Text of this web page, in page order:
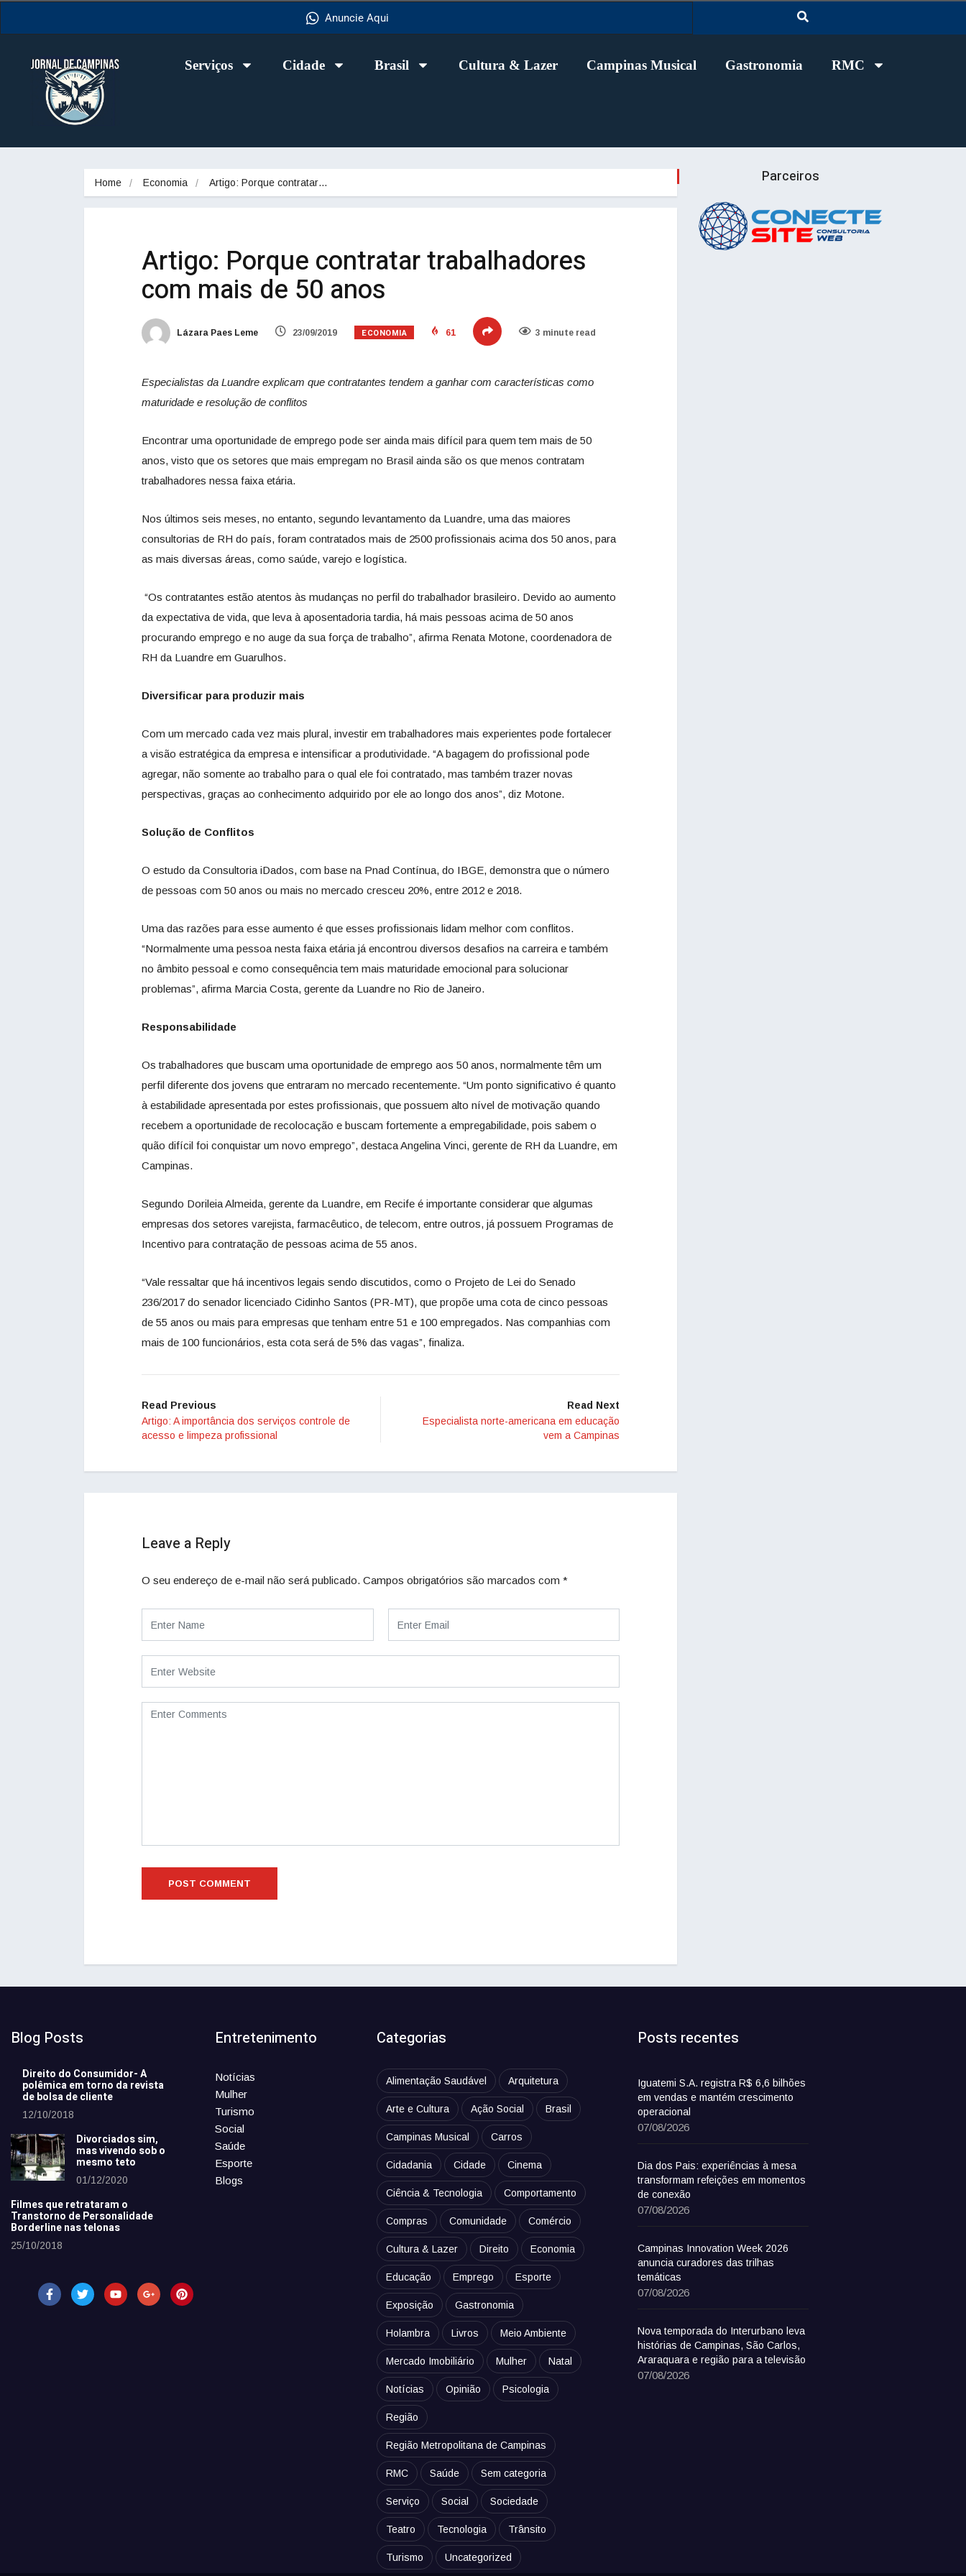
Anuncie Aqui
Serviços Cidade Brasil Cultura & Lazer Campinas Musical Gastronomia RMC
Home Economia Artigo: Porque contratar…
Artigo: Porque contratar trabalhadores
com mais de 50 anos
Lázara Paes Leme 23/09/2019 ECONOMIA 61 3 minute read
Especialistas da Luandre explicam que contratantes tendem a ganhar com características como
maturidade e resolução de conflitos
Encontrar uma oportunidade de emprego pode ser ainda mais difícil para quem tem mais de 50
anos, visto que os setores que mais empregam no Brasil ainda são os que menos contratam
trabalhadores nessa faixa etária.
Nos últimos seis meses, no entanto, segundo levantamento da Luandre, uma das maiores
consultorias de RH do país, foram contratados mais de 2500 profissionais acima dos 50 anos, para
as mais diversas áreas, como saúde, varejo e logística.
“Os contratantes estão atentos às mudanças no perfil do trabalhador brasileiro. Devido ao aumento
da expectativa de vida, que leva à aposentadoria tardia, há mais pessoas acima de 50 anos
procurando emprego e no auge da sua força de trabalho”, afirma Renata Motone, coordenadora de
RH da Luandre em Guarulhos.
Diversificar para produzir mais
Com um mercado cada vez mais plural, investir em trabalhadores mais experientes pode fortalecer
a visão estratégica da empresa e intensificar a produtividade. “A bagagem do profissional pode
agregar, não somente ao trabalho para o qual ele foi contratado, mas também trazer novas
perspectivas, graças ao conhecimento adquirido por ele ao longo dos anos”, diz Motone.
Solução de Conflitos
O estudo da Consultoria iDados, com base na Pnad Contínua, do IBGE, demonstra que o número
de pessoas com 50 anos ou mais no mercado cresceu 20%, entre 2012 e 2018.
Uma das razões para esse aumento é que esses profissionais lidam melhor com conflitos.
“Normalmente uma pessoa nesta faixa etária já encontrou diversos desafios na carreira e também
no âmbito pessoal e como consequência tem mais maturidade emocional para solucionar
problemas”, afirma Marcia Costa, gerente da Luandre no Rio de Janeiro.
Responsabilidade
Os trabalhadores que buscam uma oportunidade de emprego aos 50 anos, normalmente têm um
perfil diferente dos jovens que entraram no mercado recentemente. “Um ponto significativo é quanto
à estabilidade apresentada por estes profissionais, que possuem alto nível de motivação quando
recebem a oportunidade de recolocação e buscam fortemente a empregabilidade, pois sabem o
quão difícil foi conquistar um novo emprego”, destaca Angelina Vinci, gerente de RH da Luandre, em
Campinas.
Segundo Dorileia Almeida, gerente da Luandre, em Recife é importante considerar que algumas
empresas dos setores varejista, farmacêutico, de telecom, entre outros, já possuem Programas de
Incentivo para contratação de pessoas acima de 55 anos.
“Vale ressaltar que há incentivos legais sendo discutidos, como o Projeto de Lei do Senado
236/2017 do senador licenciado Cidinho Santos (PR-MT), que propõe uma cota de cinco pessoas
de 55 anos ou mais para empresas que tenham entre 51 e 100 empregados. Nas companhias com
mais de 100 funcionários, esta cota será de 5% das vagas”, finaliza.
Read Previous
Artigo: A importância dos serviços controle de
acesso e limpeza profissional
Read Next
Especialista norte-americana em educação
vem a Campinas
Leave a Reply
O seu endereço de e-mail não será publicado. Campos obrigatórios são marcados com *
Parceiros
Blog Posts
Direito do Consumidor- A
polêmica em torno da revista
de bolsa de cliente
12/10/2018
Divorciados sim,
mas vivendo sob o
mesmo teto
01/12/2020
Filmes que retrataram o
Transtorno de Personalidade
Borderline nas telonas
25/10/2018
Entretenimento
Notícias
Mulher
Turismo
Social
Saúde
Esporte
Blogs
Categorias
Alimentação Saudável Arquitetura
Arte e Cultura Ação Social Brasil
Campinas Musical Carros
Cidadania Cidade Cinema
Ciência & Tecnologia Comportamento
Compras Comunidade Comércio
Cultura & Lazer Direito Economia
Educação Emprego Esporte
Exposição Gastronomia
Holambra Livros Meio Ambiente
Mercado Imobiliário Mulher Natal
Notícias Opinião Psicologia
Região
Região Metropolitana de Campinas
RMC Saúde Sem categoria
Serviço Social Sociedade
Teatro Tecnologia Trânsito
Turismo Uncategorized
Posts recentes
Iguatemi S.A. registra R$ 6,6 bilhões
em vendas e mantém crescimento
operacional
07/08/2026
Dia dos Pais: experiências à mesa
transformam refeições em momentos
de conexão
07/08/2026
Campinas Innovation Week 2026
anuncia curadores das trilhas
temáticas
07/08/2026
Nova temporada do Interurbano leva
histórias de Campinas, São Carlos,
Araraquara e região para a televisão
07/08/2026